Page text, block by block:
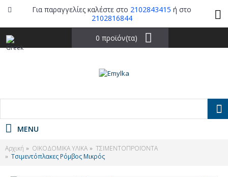
Για παραγγελίες καλέστε στο 2102843415 ή στο
2102816844
0 προϊόν(τα)
MENU
Αρχική ΟΙΚΟΔΟΜΙΚΑ ΥΛΙΚΑ
ΤΣΙΜΕΝΤΟΠΡΟΪΟΝΤΑ
Τσιμεντόπλακες Ρόμβος Μικρός